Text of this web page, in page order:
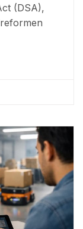
(DSA),